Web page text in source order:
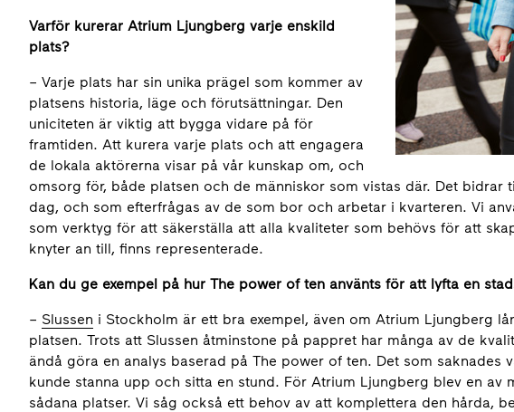
Varför kurerar Atrium Ljungberg varje enskild
plats?
– Varje plats har sin unika prägel som kommer av
platsens historia, läge och förutsättningar. Den
unicite­ten är viktig att bygga vidare på för
framtiden. Att kurera varje plats och att engagera
de lokala aktörerna visar på vår kunskap om, och
omsorg för, både platsen och de människor som vistas där. Det bidrar
dag, och som efterfrågas av de som bor och arbetar i kvarteren. Vi
som verktyg för att säkerställa att alla kvaliteter som behövs för att
knyter an till, finns representerade.
Kan du ge exempel på hur The power of ten använts för att lyfta en
– Slussen i Stockholm är ett bra exempel, även om Atrium Ljungberg
platsen. Trots att Slussen åtminstone på pappret har många av de
ändå göra en analys baserad på The power of ten. Det som saknades
kunde stanna upp och sitta en stund. För Atrium Ljungberg blev en av
sådana platser. Vi såg också ett behov av att komplettera den hårda,